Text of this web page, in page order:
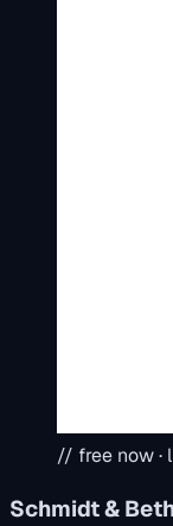
// free now ·
Schmidt &